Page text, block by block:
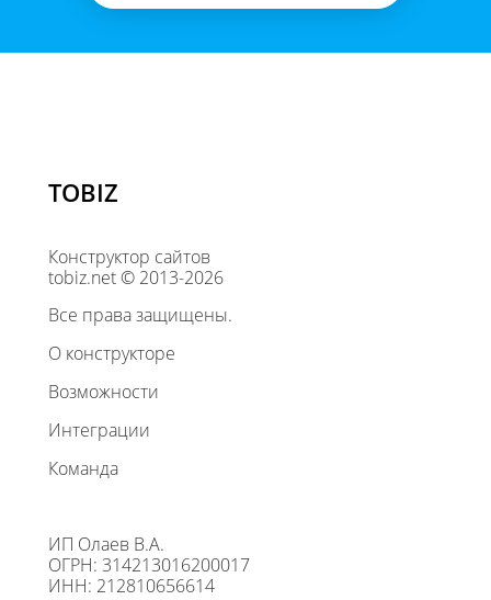
TOBIZ
Конструктор сайтов
tobiz.net © 2013-2026
Все права защищены.
О конструкторе
Возможности
Интеграции
Команда
ИП Олаев В.А.
ОГРН: 314213016200017
ИНН: 212810656614